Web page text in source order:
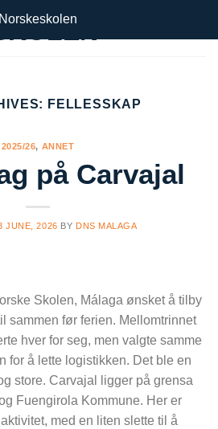
FELLESSKAP
2025/26, ANNET
på Carvajal
JUNE, 2026 BY DNS MALAGA
Skolen, Málaga ønsket å tilby
sammen før ferien. Mellomtrinnet
hver for seg, men valgte samme
for å lette logistikken. Det ble en
store. Carvajal ligger på grensa
Fuengirola Kommune. Her er
med en liten slette til å
Norskeskolen